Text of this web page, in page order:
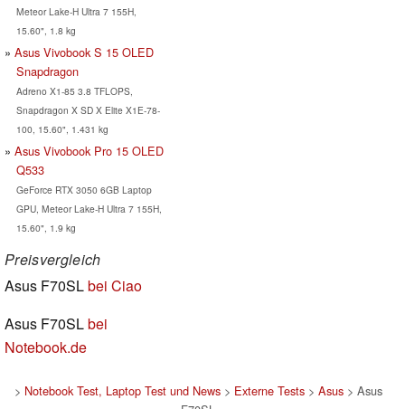
Meteor Lake-H Ultra 7 155H,
15.60", 1.8 kg
Asus Vivobook S 15 OLED
Snapdragon
Adreno X1-85 3.8 TFLOPS,
Snapdragon X SD X Elite X1E-78-
100, 15.60", 1.431 kg
Asus Vivobook Pro 15 OLED
Q533
GeForce RTX 3050 6GB Laptop
GPU, Meteor Lake-H Ultra 7 155H,
15.60", 1.9 kg
Preisvergleich
Asus F70SLbei Ciao
Asus F70SLbei
Notebook.de
> Notebook Test, Laptop Test und News> Externe Tests> Asus> Asus